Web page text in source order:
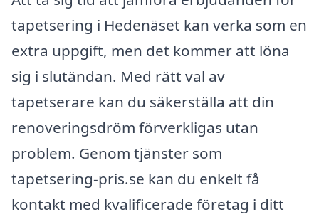
tapetsering i Hedenäset kan verka som en
extra uppgift, men det kommer att löna
sig i slutändan. Med rätt val av
tapetserare kan du säkerställa att din
renoveringsdröm förverkligas utan
problem. Genom tjänster som
tapetsering-pris.se kan du enkelt få
kontakt med kvalificerade företag i ditt